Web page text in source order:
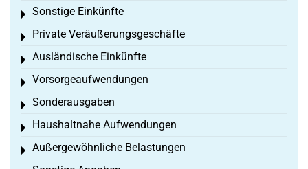
Sonstige Einkünfte
Toggle menu
Private Veräußerungsgeschäfte
Toggle menu
Ausländische Einkünfte
Toggle menu
Vorsorgeaufwendungen
Toggle menu
Sonderausgaben
Toggle menu
Haushaltnahe Aufwendungen
Toggle menu
Außergewöhnliche Belastungen
Toggle menu